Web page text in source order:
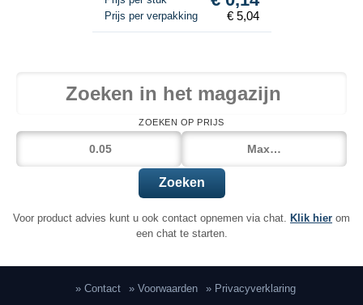
Prijs per verpakking € 5,04
ZOEKEN OP PRIJS
Zoeken
Voor product advies kunt u ook contact opnemen via chat. Klik hier om
een chat te starten.
» Contact » Voorwaarden » Privacyverklaring